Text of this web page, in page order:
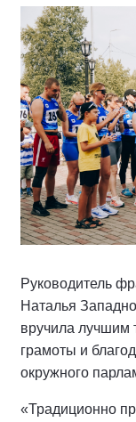
Руководитель
Наталья
вручила лучшим
грамоты и
окружного
«Традиционно